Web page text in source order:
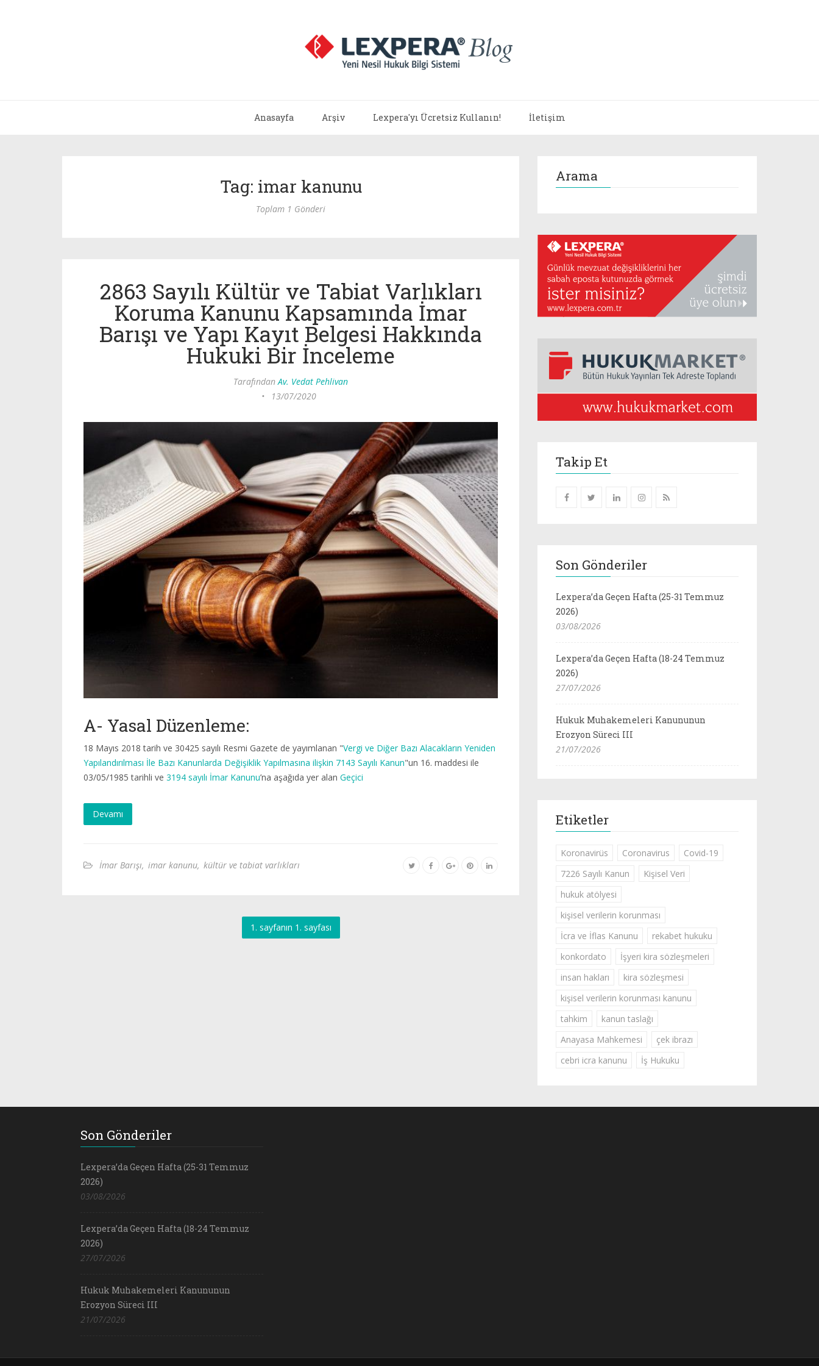
Anasayfa Arşiv Lexpera'yı Ücretsiz Kullanın! İletişim
Tag: imar kanunu
Toplam 1 Gönderi
2863 Sayılı Kültür ve Tabiat Varlıkları
Koruma Kanunu Kapsamında İmar
Barışı ve Yapı Kayıt Belgesi Hakkında
Hukuki Bir İnceleme
TarafındanAv. Vedat Pehlivan
•
13/07/2020
A- Yasal Düzenleme:
18 Mayıs 2018 tarih ve 30425 sayılı Resmi Gazete de yayımlanan "Vergi ve Diğer Bazı Alacakların Yeniden
Yapılandırılması İle Bazı Kanunlarda Değişiklik Yapılmasına ilişkin 7143 Sayılı Kanun"un 16. maddesi ile
03/05/1985 tarihli ve 3194 sayılı İmar Kanunu’na aşağıda yer alan Geçici
Devamı
İmar Barışı, imar kanunu, kültür ve tabiat varlıkları
1. sayfanın 1. sayfası
Arama
Takip Et
Son Gönderiler
Lexpera’da Geçen Hafta (25-31 Temmuz
2026)
03/08/2026
Lexpera’da Geçen Hafta (18-24 Temmuz
2026)
27/07/2026
Hukuk Muhakemeleri Kanununun
Erozyon Süreci III
21/07/2026
Etiketler
Koronavirüs Coronavirus
Covid-19
7226 Sayılı Kanun
Kişisel Veri
hukuk atölyesi
kişisel verilerin korunması
İcra ve İflas Kanunu
rekabet hukuku
konkordato
İşyeri kira sözleşmeleri
insan hakları
kira sözleşmesi
kişisel verilerin korunması kanunu
tahkim
kanun taslağı
Anayasa Mahkemesi
çek ibrazı
cebri icra kanunu
İş Hukuku
Son Gönderiler
Lexpera’da Geçen Hafta (25-31 Temmuz
2026)
03/08/2026
Lexpera’da Geçen Hafta (18-24 Temmuz
2026)
27/07/2026
Hukuk Muhakemeleri Kanununun
Erozyon Süreci III
21/07/2026